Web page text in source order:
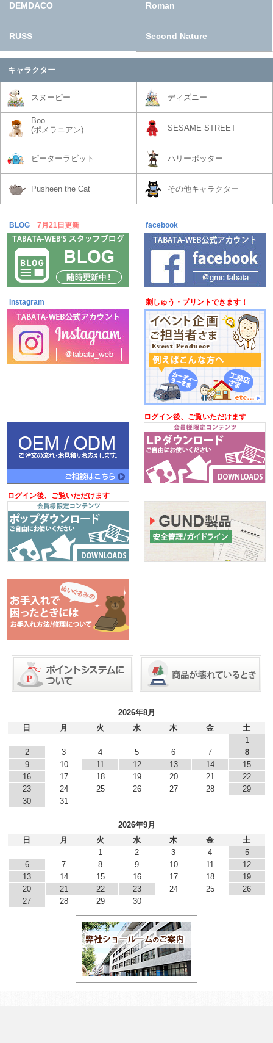
DEMDACO Roman
RUSS Second Nature
キャラクター
スヌーピー ディズニー
Boo
(ポメラニアン)
SESAME STREET
ピーターラビット ハリーポッター
Pusheen the Cat その他キャラクター
BLOG 7月21日更新 facebook
Instagram 刺しゅう・プリントできます！
ログイン後、ご覧いただけます
ログイン後、ご覧いただけます
2026年8月
日
月 火 水 木 金
土
1
2
3 4 5 6 7
8
9
10 11 12 13 14
15
16
17 18 19 20 21
22
23
24 25 26 27 28
29
30
31
2026年9月
日
月 火 水 木 金
土
1
2 3 4
5
6
7 8 9 10 11
12
13
14 15 16 17 18
19
20
21 22 23 24 25
26
27
28 29 30